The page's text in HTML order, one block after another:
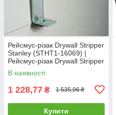
Рейсмус-різак Drywall Stripper
Stanley (STHT1-16069) |
Рейсмус-різак Drywall Stripper
Stanley (STHT1-16069
В наявності
1 228,77 ₴ 1 535,96 ₴
Купити